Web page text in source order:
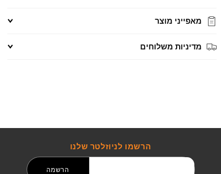
מאפייני מוצר
מדיניות משלוחים
הרשמו לניוזלטר שלנו
הרשמה